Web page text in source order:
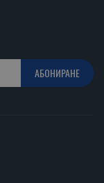
АБОНИРАНЕ